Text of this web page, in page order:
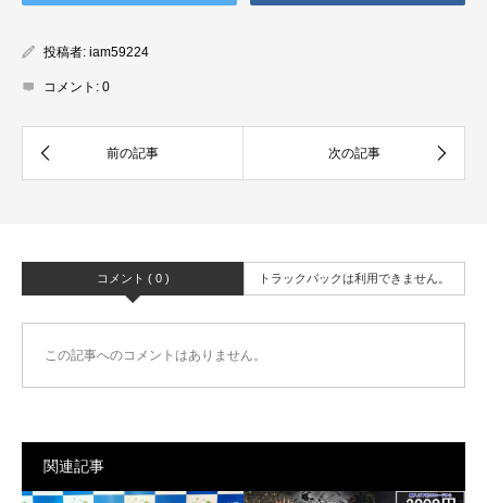
投稿者: iam59224
コメント: 0
コメント ( 0 ) トラックバックは利用できません。
この記事へのコメントはありません。
関連記事